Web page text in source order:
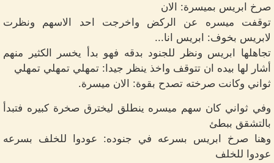
صرخ ابريس بميسرة: الان
توقفت ميسره عن الركض واخرجت احد الاسهم ونظرت
لابريس بخوف: ابريس انا...
تجاهلها ابريس ونظر للجنود بدقه فهو بدأ يخسر الكثير منهم
أشار لها بيده ان تتوقف واخذ ينظر جيدا: تمهلي تمهلي تمهلي
ثواني وكانت صرخته تصدح بقوة: الان ميسرة.
وفي ثواني كان سهم ميسره ينطلق ليخترق صخرة كبيره فتبدأ
بالتشقق ببطئ
وهنا صرخ ابريس بسرعه في جنوده: عودوا للخلف بسرعه
عودوا للخلف